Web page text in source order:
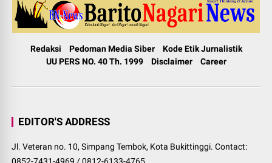
Redaksi Pedoman Media Siber
Kode Etik Jurnalistik
UU PERS NO. 40 Th. 1999
Disclaimer Career
EDITOR'S ADDRESS
Jl. Veteran no. 10, Simpang Tembok, Kota Bukittinggi. Contact:
0852-7431-4969 / 0812-6133-4765